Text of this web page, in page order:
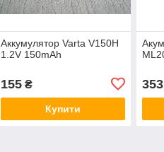
Аккумулятор Varta V150H
1.2V 150mAh
155₴
Купити
353